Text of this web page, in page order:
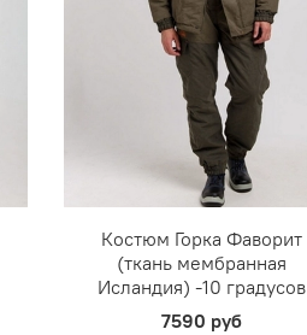
Костюм Горка Фаворит
(ткань мембранная
Исландия) -10 градусов
7590 руб